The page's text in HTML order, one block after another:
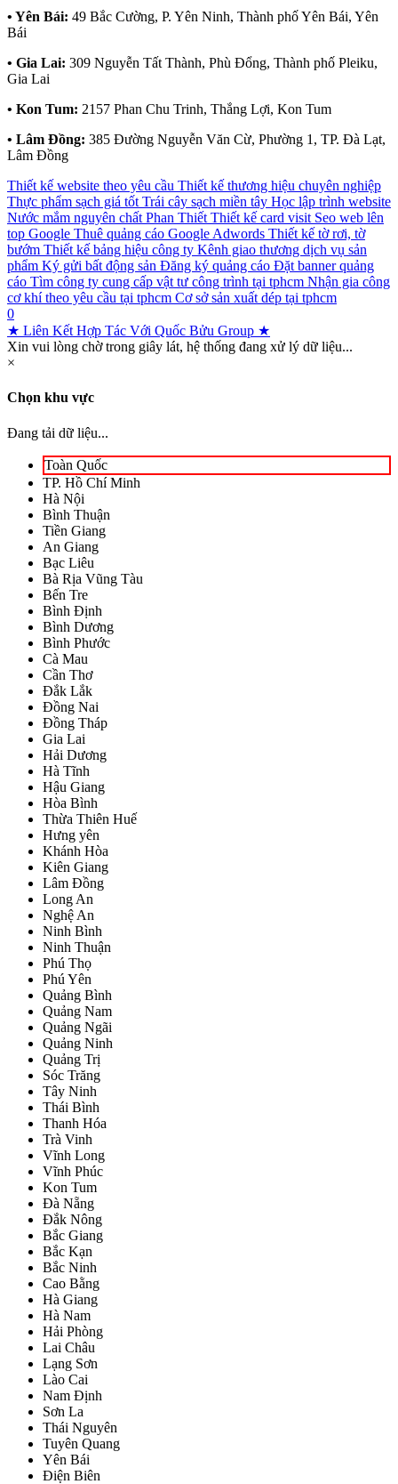
• Yên Bái: 49 Bắc Cường, P. Yên Ninh, Thành phố Yên Bái, Yên
Bái
• Gia Lai: 309 Nguyễn Tất Thành, Phù Đổng, Thành phố Pleiku,
Gia Lai
• Kon Tum: 2157 Phan Chu Trinh, Thắng Lợi, Kon Tum
• Lâm Đồng: 385 Đường Nguyễn Văn Cừ, Phường 1, TP. Đà Lạt,
Lâm Đồng
Thiết kế website theo yêu cầu Thiết kế thương hiệu chuyên nghiệp
Thực phẩm sạch giá tốt Trái cây sạch miền tây Học lập trình website
Nước mắm nguyên chất Phan Thiết Thiết kế card visit Seo web lên
top Google Thuê quảng cáo Google Adwords Thiết kế tờ rơi, tờ
bướm Thiết kế bảng hiệu công ty Kênh giao thương dịch vụ sản
phẩm Ký gửi bất động sản Đăng ký quảng cáo Đặt banner quảng
cáo Tìm công ty cung cấp vật tư công trình tại tphcm Nhận gia công
cơ khí theo yêu cầu tại tphcm Cơ sở sản xuất dép tại tphcm
0
★ Liên Kết Hợp Tác Với Quốc Bửu Group ★
Xin vui lòng chờ trong giây lát, hệ thống đang xử lý dữ liệu...
×
Chọn khu vực
Đang tải dữ liệu...
Toàn Quốc
TP. Hồ Chí Minh
Hà Nội
Bình Thuận
Tiền Giang
An Giang
Bạc Liêu
Bà Rịa Vũng Tàu
Bến Tre
Bình Định
Bình Dương
Bình Phước
Cà Mau
Cần Thơ
Đắk Lắk
Đồng Nai
Đồng Tháp
Gia Lai
Hải Dương
Hà Tĩnh
Hậu Giang
Hòa Bình
Thừa Thiên Huế
Hưng yên
Khánh Hòa
Kiên Giang
Lâm Đồng
Long An
Nghệ An
Ninh Bình
Ninh Thuận
Phú Thọ
Phú Yên
Quảng Bình
Quảng Nam
Quảng Ngãi
Quảng Ninh
Quảng Trị
Sóc Trăng
Tây Ninh
Thái Bình
Thanh Hóa
Trà Vinh
Vĩnh Long
Vĩnh Phúc
Kon Tum
Đà Nẵng
Đắk Nông
Bắc Giang
Bắc Kạn
Bắc Ninh
Cao Bằng
Hà Giang
Hà Nam
Hải Phòng
Lai Châu
Lạng Sơn
Lào Cai
Nam Định
Sơn La
Thái Nguyên
Tuyên Quang
Yên Bái
Điện Biên